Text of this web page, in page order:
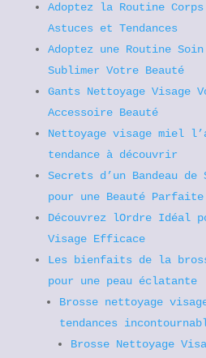
Adoptez la Routine
Astuces et Tendances
Adoptez une Routine
Sublimer Votre Beauté
Gants Nettoyage Visage
Accessoire Beauté
Nettoyage visage miel
tendance à découvrir
Secrets d’un Bandeau de
pour une Beauté Parfaite
Découvrez lOrdre Idéal
Visage Efficace
Les bienfaits de la
pour une peau éclatante
Brosse nettoyage
tendances
Brosse Nettoyage